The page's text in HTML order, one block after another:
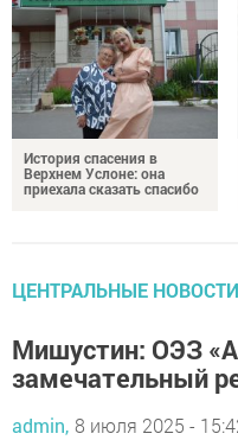
История спасения в
Верхнем Услоне: она
приехала сказать спасибо
ЦЕНТРАЛЬНЫЕ НОВОСТИ
Мишустин: ОЭЗ
замечательный
admin, 8 июля 2025 -